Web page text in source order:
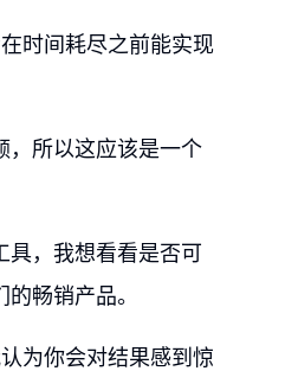
时间耗尽之前能实现
，所以这应该是一个
具，我想看看是否可
畅销产品。
为你会对结果感到惊